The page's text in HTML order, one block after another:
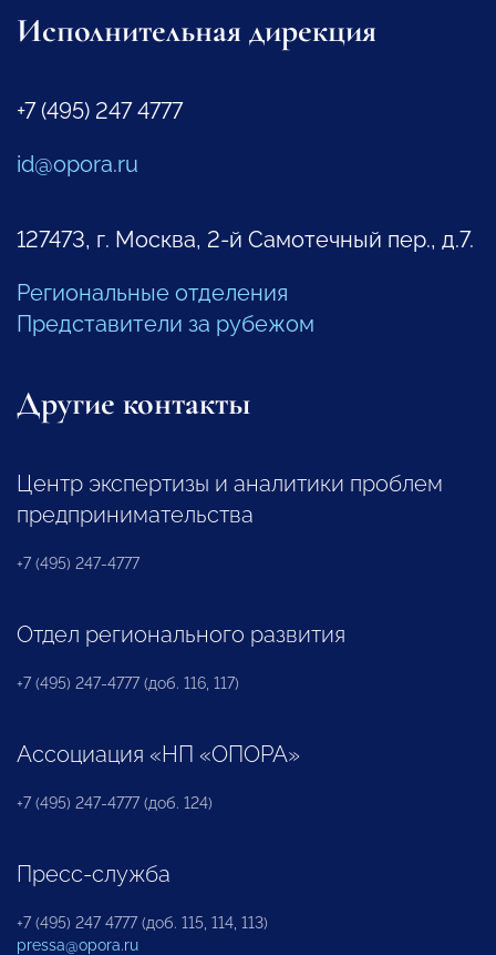
Исполнительная дирекция
+7 (495) 247 4777
id@opora.ru
127473, г. Москва, 2-й Самотечный пер., д.7.
Региональные отделения
Представители за рубежом
Другие контакты
Центр экспертизы и аналитики проблем
предпринимательства
+7 (495) 247-4777
Отдел регионального развития
+7 (495) 247-4777 (доб. 116, 117)
Ассоциация «НП «ОПОРА»
+7 (495) 247-4777 (доб. 124)
Пресс-служба
+7 (495) 247 4777 (доб. 115, 114, 113)
pressa@opora.ru